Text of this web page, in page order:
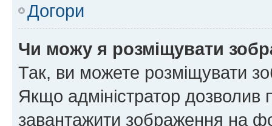
Догори
Чи можу я розміщувати
Так, ви можете розміщувати
Якщо адміністратор
завантажити зображення на